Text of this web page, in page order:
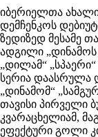
იბერიელთა
დემჩენკოს
ზედიზედ მესამე
ადგილი
„დილამ“
სერია დაასრულა
„დინამომ“
თავისი პირველი
კვარაცხელიამ,
ეფექტური გოლი